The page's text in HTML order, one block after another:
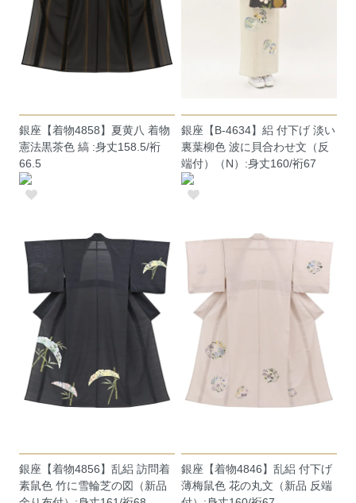
銀座【着物4858】夏黄八 着物
憲法黒茶色 縞 :身丈158.5/裄
66.5
銀座【B-4634】絽 付下げ 淡い
裏葉柳色 波に貝合わせ文（反
端付）（N）:身丈160/裄67
銀座【着物4856】乱絽 訪問着
素鼠色 竹に雪輪芝の図（新品
銀座【着物4846】乱絽 付下げ
薄梅鼠色 花の丸文（新品 反端